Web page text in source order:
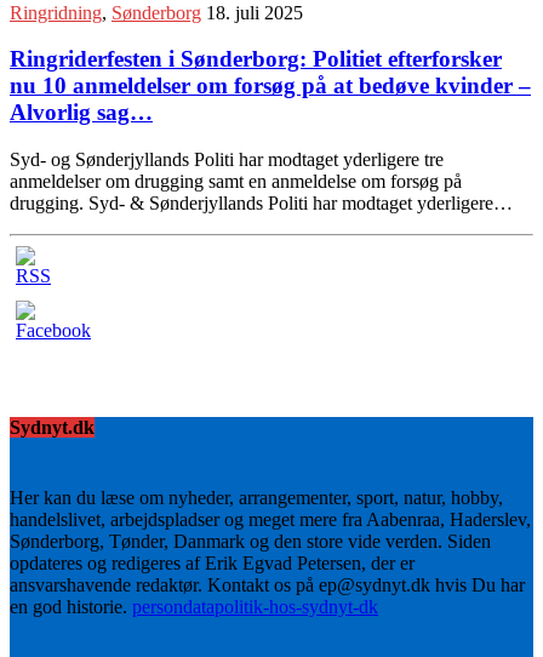
Ringridning, Sønderborg 18. juli 2025
Ringriderfesten i Sønderborg: Politiet efterforsker
nu 10 anmeldelser om forsøg på at bedøve kvinder –
Alvorlig sag…
Syd- og Sønderjyllands Politi har modtaget yderligere tre
anmeldelser om drugging samt en anmeldelse om forsøg på
drugging. Syd- & Sønderjyllands Politi har modtaget yderligere…
Sydnyt.dk
Her kan du læse om nyheder, arrangementer, sport, natur, hobby,
handelslivet, arbejdspladser og meget mere fra Aabenraa, Haderslev,
Sønderborg, Tønder, Danmark og den store vide verden. Siden
opdateres og redigeres af Erik Egvad Petersen, der er
ansvarshavende redaktør. Kontakt os på ep@sydnyt.dk hvis Du har
en god historie. persondatapolitik-hos-sydnyt-dk